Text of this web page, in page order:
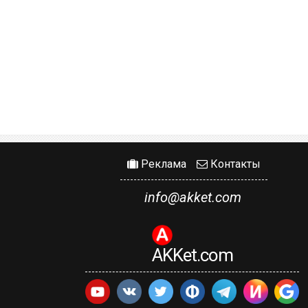
Реклама Контакты
info@akket.com
AKKet.com